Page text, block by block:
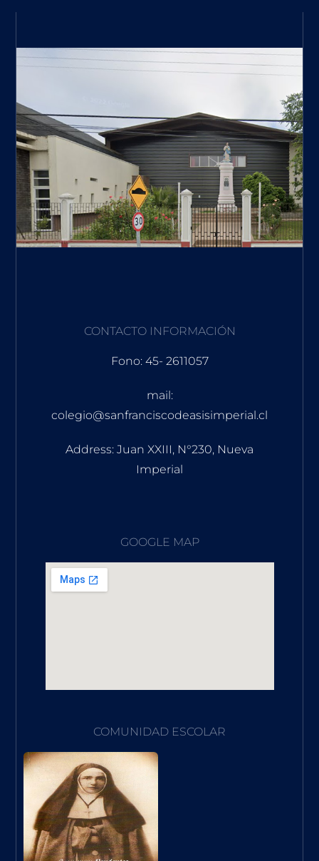
CONTACTO INFORMACIÓN
Fono: 45- 2611057
mail:
colegio@sanfranciscodeasisimperial.cl
Address: Juan XXIII, N°230, Nueva
Imperial
GOOGLE MAP
COMUNIDAD ESCOLAR